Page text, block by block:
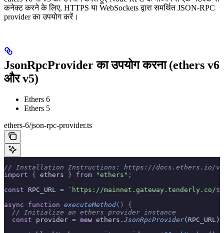
कनेक्ट करने के लिए, HTTPS या WebSockets द्वारा समर्थित JSON-RPC
provider का उपयोग करें।
JsonRpcProvider का उपयोग करना (ethers v6
और v5)
Ethers 6
Ethers 5
ethers-6/json-rpc-provider.ts
// Installation Instructions: https://docs.ethers.io/
import { ethers } from "ethers" ;
const RPC_URL = `https://mainnet.gateway.tenderly.co/${
async function executeMethod()
{
  // Initialize an ethers provider instance
  const
provider = new ethers . JsonRpcProvider(RPC_URL)